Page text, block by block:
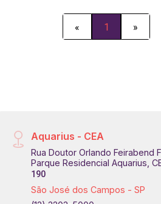
« 1 »
Aquarius - CEA
Rua Doutor Orlando Feirabend
Parque Residencial Aquarius,
190
São José dos Campos - SP